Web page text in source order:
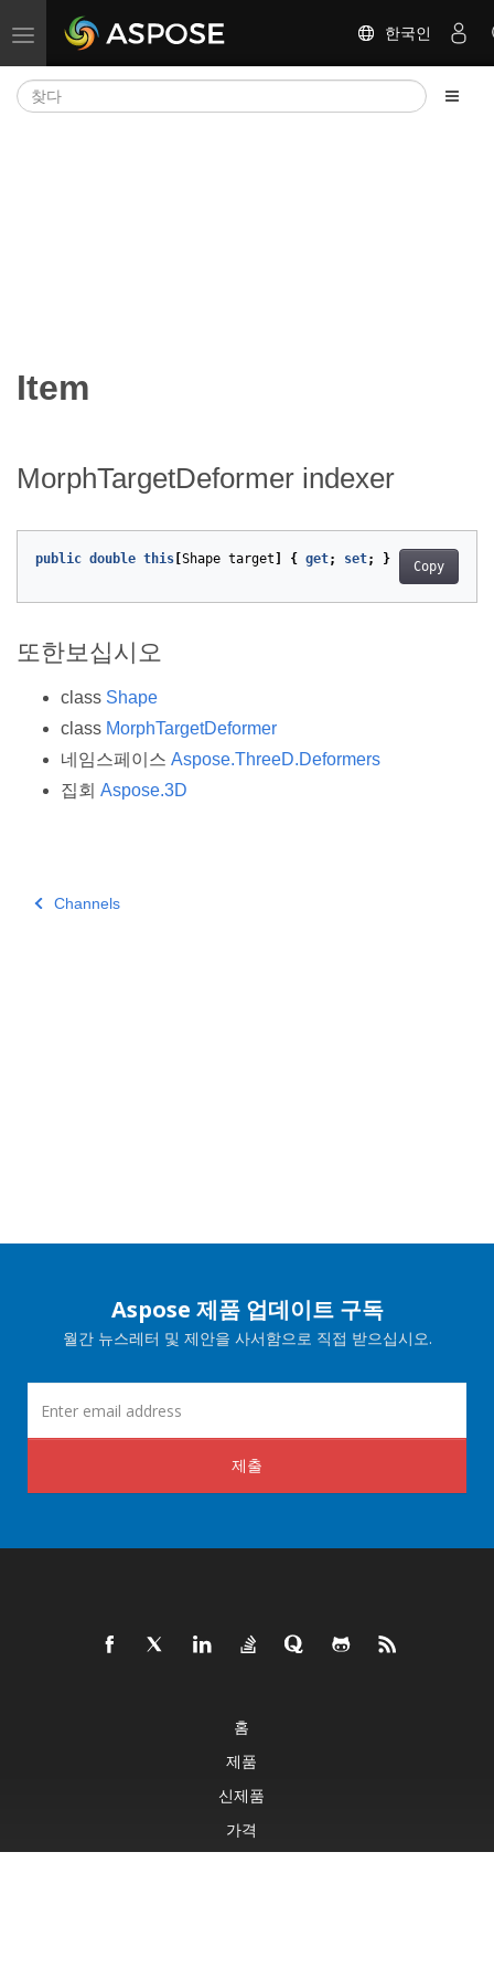
탐색 전환 한국인
Item
MorphTargetDeformer indexer
Copy
public double this Shape target { get; set; }
또한보십시오
class Shape
class MorphTargetDeformer
네임스페이스 Aspose.ThreeD.Deformers
집회 Aspose.3D
Channels
Aspose 제품 업데이트 구독
월간 뉴스레터 및 제안을 사서함으로 직접 받으십시오.
제출
홈
제품
신제품
가격